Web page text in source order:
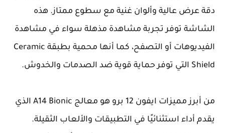
دقة عرض عالية وألوان غنية مع سطوع ممتاز. هذه
الشاشة توفر تجربة مشاهدة مذهلة سواء في مشاهدة
الفيديوهات أو التصفح، كما أنها محمية بطبقة Ceramic
Shield التي توفر حماية قوية ضد الصدمات والخدوش.
من أبرز مميزات ايفون 12 برو هو معالج A14 Bionic الذي
يقدم أداء استثنائيًا في التطبيقات والألعاب الثقيلة.